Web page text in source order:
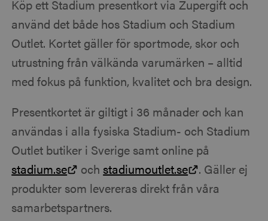
Köp ett Stadium presentkort via Zupergift och
använd det både hos Stadium och Stadium
Outlet. Kortet gäller för sportmode, skor och
utrustning från välkända varumärken – alltid
med fokus på funktion, kvalitet och bra design.
Presentkortet är giltigt i 36 månader och kan
användas i alla fysiska Stadium- och Stadium
Outlet butiker i Sverige samt online på
stadium.se
ochstadiumoutlet.se
. Gäller ej
produkter som levereras direkt från våra
samarbetspartners.